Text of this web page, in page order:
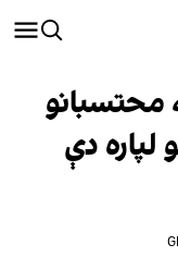
محتسبانو
لپاره دې